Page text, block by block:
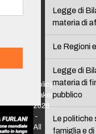
Legge di
materia di
Le Regioni
Legge di
materia di
pubblico
Le politiche
famiglia e
Policy
Maker
2026
-
All